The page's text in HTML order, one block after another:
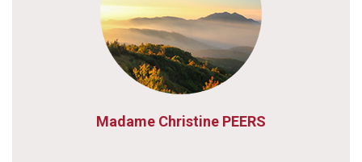
Madame Christine PEERS